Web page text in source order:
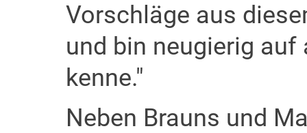
Vorschläge aus
und bin neugierig
kenne."
Neben Brauns und